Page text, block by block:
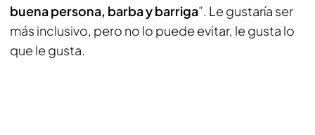
buena persona, barba y barriga”. Le gustaría ser
más inclusivo, pero no lo puede evitar, le gusta lo
que le gusta.